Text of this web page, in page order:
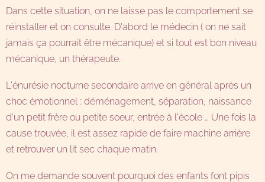
Dans cette situation, on ne laisse pas le comportement se
réinstaller et on consulte. D'abord le médecin ( on ne sait
jamais ça pourrait être mécanique) et si tout est bon niveau
mécanique, un thérapeute.
L'énurésie nocturne secondaire arrive en général après un
choc émotionnel : déménagement, séparation, naissance
d'un petit frère ou petite soeur, entrée à l'école … Une fois la
cause trouvée, il est assez rapide de faire machine arrière
et retrouver un lit sec chaque matin.
On me demande souvent pourquoi des enfants font pipis